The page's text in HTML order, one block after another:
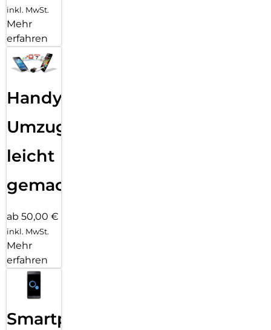
inkl. MwSt.
Mehr
erfahren
Handy
Umzug
leicht
gemacht!
ab 50,00 €
inkl. MwSt.
Mehr
erfahren
Smartphone